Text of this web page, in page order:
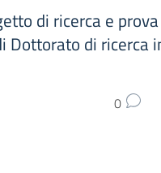
di ricerca e prova
Dottorato di ricerca
0